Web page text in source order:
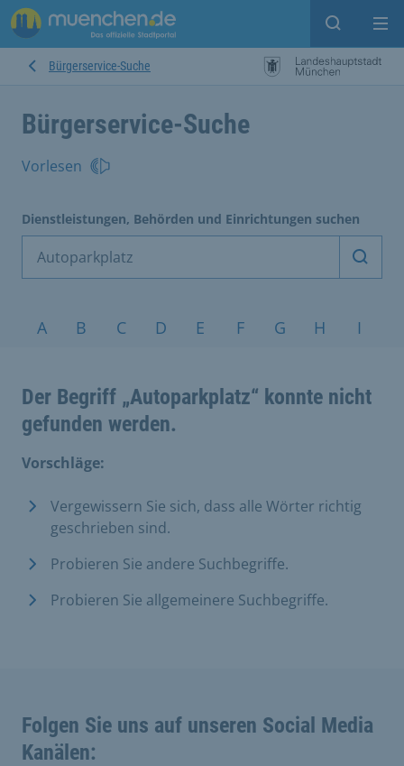
Suche
Bürgerservice-Suche
Bürgerservice-Suche
Vorlesen
Dienstleistungen, Behörden und Einrichtungen suchen
Service nach Alphabet
A B C D E F G H I
Der Begriff „Autoparkplatz“ konnte nicht
gefunden werden.
Vorschläge:
Vergewissern Sie sich, dass alle Wörter richtig
geschrieben sind.
Probieren Sie andere Suchbegriffe.
Probieren Sie allgemeinere Suchbegriffe.
Folgen Sie uns auf unseren Social Media
Kanälen: